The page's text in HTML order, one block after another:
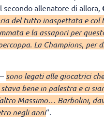
allenatore di allora,
del tutto inaspettata e col
e la assapori per
La Champions, per
sono legati alle giocatrici
bene in palestra e ci
Massimo… Barbolini,
negli anni“.